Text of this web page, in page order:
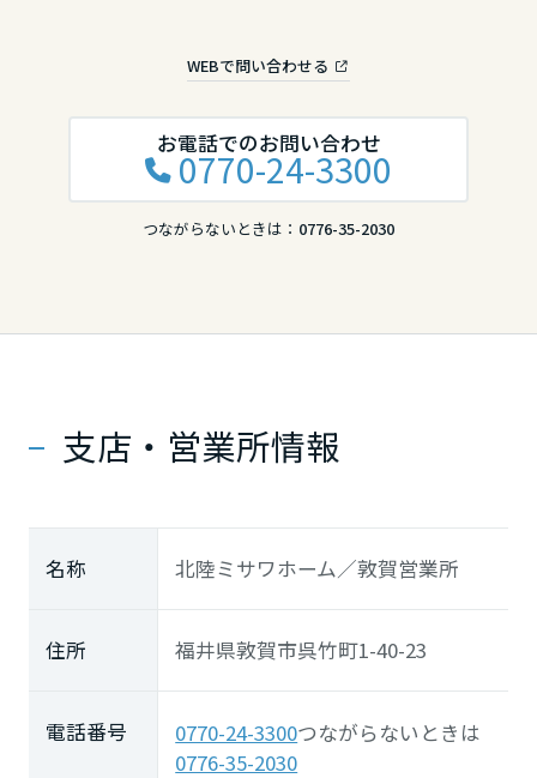
WEBで問い合わせる
お電話でのお問い合わせ
0770-24-3300
つながらないときは： 0776-35-2030
支店・営業所情報
名称 北陸ミサワホーム／敦賀営業所
住所 福井県敦賀市呉竹町1-40-23
電話番号 0770-24-3300つながらないときは
0776-35-2030
大阪府